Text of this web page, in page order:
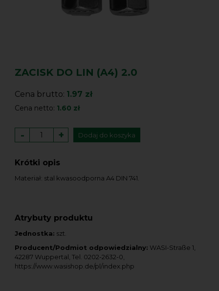
ZACISK DO LIN (A4) 2.0
Cena brutto: 1.97 zł
Cena netto: 1.60 zł
- + Dodaj do koszyka
Krótki opis
Materiał: stal kwasoodporna A4 DIN 741.
Atrybuty produktu
Jednostka: szt.
Producent/Podmiot odpowiedzialny: WASI-Straße 1,
42287 Wuppertal, Tel. 0202-2632-0,
https://www.wasishop.de/pl/index.php